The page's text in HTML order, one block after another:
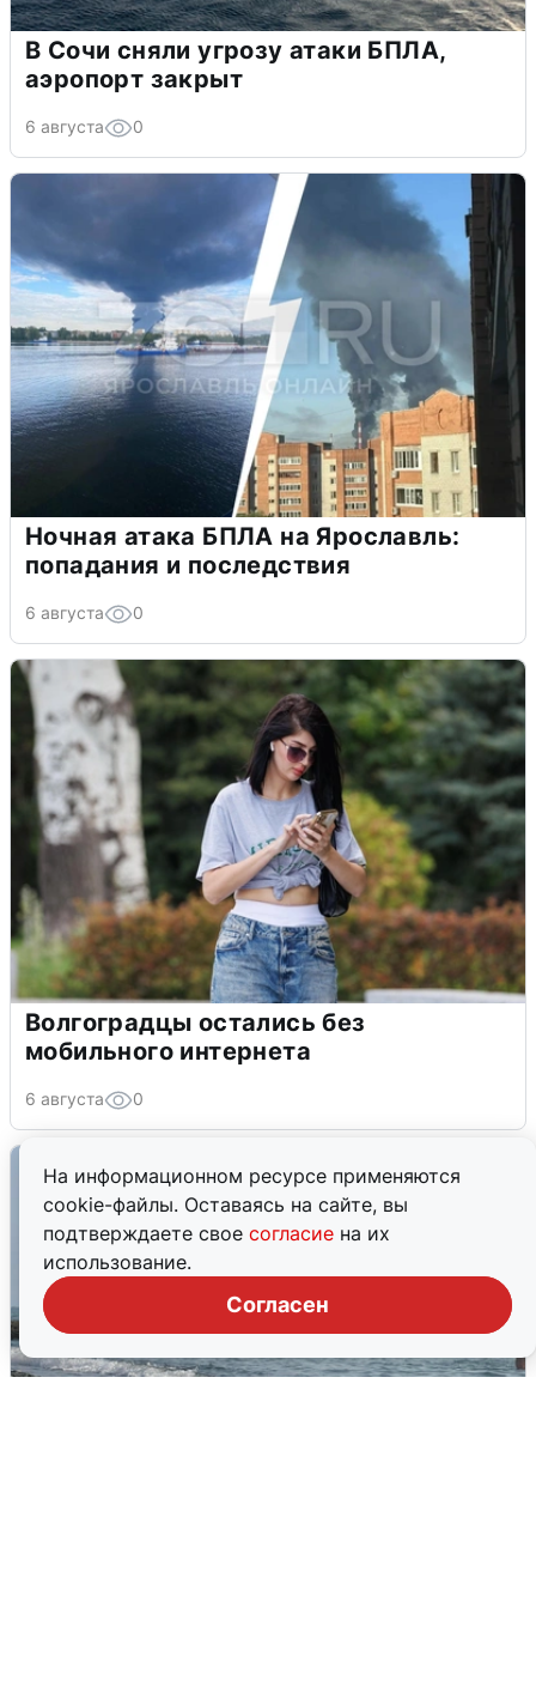
На информационном ресурсе применяются
cookie-файлы. Оставаясь на сайте, вы
подтверждаете свое согласие на их
использование.
Согласен
В Сочи сняли угрозу атаки БПЛА,
аэропорт закрыт
6 августа 0
Ночная атака БПЛА на Ярославль:
попадания и последствия
6 августа 0
Волгоградцы остались без
мобильного интернета
6 августа 0